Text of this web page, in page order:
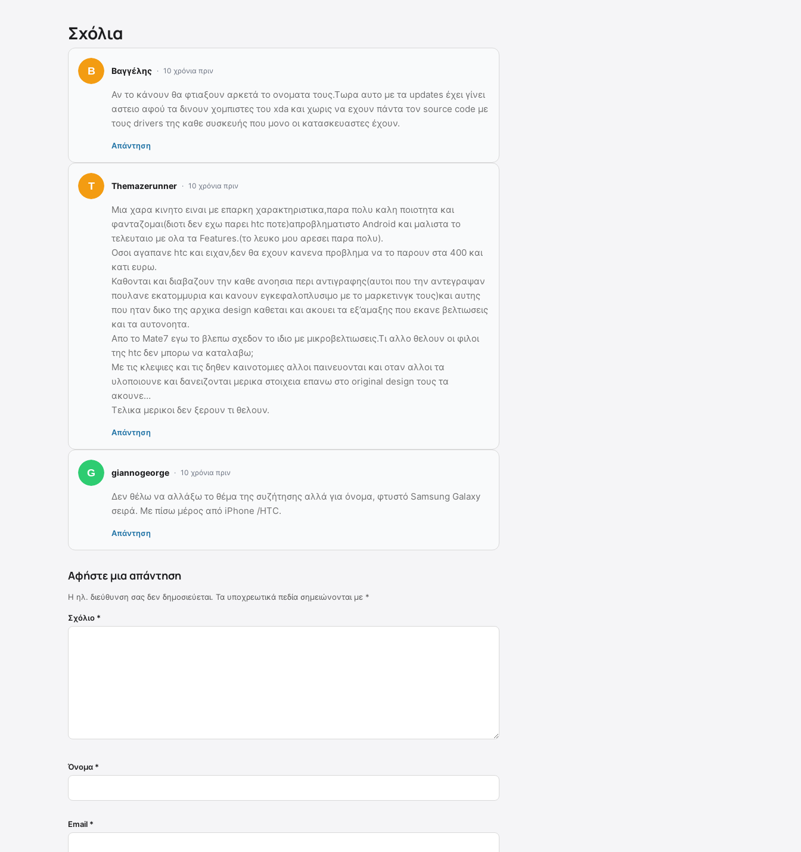
Σχόλια
Βαγγέλης 10 χρόνια πριν
Αν το κάνουν θα φτιαξουν αρκετά το ονοματα τους.Τωρα αυτο με τα updates έχει γίνει
αστειο αφού τα δινουν χομπιστες του xda και χωρις να εχουν πάντα τον source code με
τους drivers της καθε συσκευής που μονο οι κατασκευαστες έχουν.
Απάντηση
Themazerunner 10 χρόνια πριν
Μια χαρα κινητο ειναι με επαρκη χαρακτηριστικα,παρα πολυ καλη ποιοτητα και
φανταζομαι(διοτι δεν εχω παρει htc ποτε)απροβληματιστο Android και μαλιστα το
τελευταιο με ολα τα Features.(το λευκο μου αρεσει παρα πολυ).
Οσοι αγαπανε htc και ειχαν,δεν θα εχουν κανενα προβλημα να το παρουν στα 400 και
κατι ευρω.
Καθονται και διαβαζουν την καθε ανοησια περι αντιγραφης(αυτοι που την αντεγραψαν
πουλανε εκατομμυρια και κανουν εγκεφαλοπλυσιμο με το μαρκετινγκ τους)και αυτης
που ηταν δικο της αρχικα design καθεται και ακουει τα εξ’αμαξης που εκανε βελτιωσεις
και τα αυτονοητα.
Απο το Mate7 εγω το βλεπω σχεδον το ιδιο με μικροβελτιωσεις.Τι αλλο θελουν οι φιλοι
της htc δεν μπορω να καταλαβω;
Με τις κλεψιες και τις δηθεν καινοτομιες αλλοι παινευονται και οταν αλλοι τα
υλοποιουνε και δανειζονται μερικα στοιχεια επανω στο original design τους τα
ακουνε…
Τελικα μερικοι δεν ξερουν τι θελουν.
Απάντηση
giannogeorge 10 χρόνια πριν
Δεν θέλω να αλλάξω το θέμα της συζήτησης αλλά για όνομα, φτυστό Samsung Galaxy
σειρά. Με πίσω μέρος από iPhone /HTC.
Απάντηση
Αφήστε μια απάντηση
Η ηλ. διεύθυνση σας δεν δημοσιεύεται. Τα υποχρεωτικά πεδία σημειώνονται με *
Σχόλιο *
Όνομα *
Email *